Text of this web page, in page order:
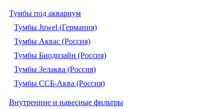
Тумбы под аквариум
Тумбы Juwel (Германия)
Тумбы Аквас (Россия)
Тумбы Биодизайн (Россия)
Тумбы Зелаква (Россия)
Тумбы ССБ-Аква (Россия)
Внутренние и навесные фильтры